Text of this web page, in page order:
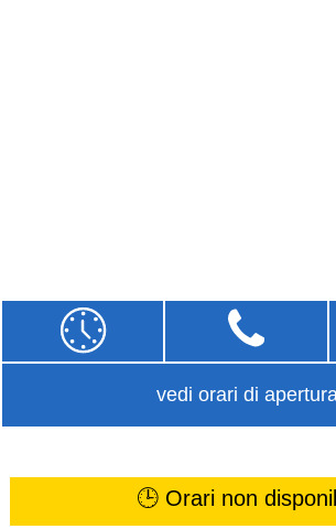
vedi orari di
🕒 Orari non